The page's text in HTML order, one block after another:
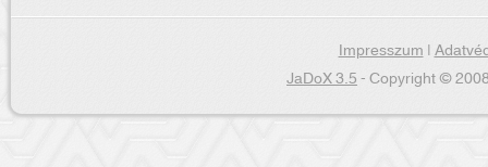
Impresszum|
JaDoX 3.5- Copyright ©